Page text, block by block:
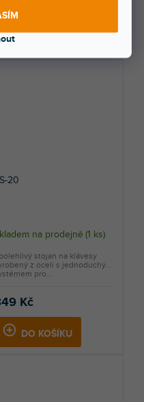
1 748 Kč
20
na prodejně (1 ks)
Kč
DO KOŠÍKU
stojan na klávesy
z oceli s jednoduchým
pro...